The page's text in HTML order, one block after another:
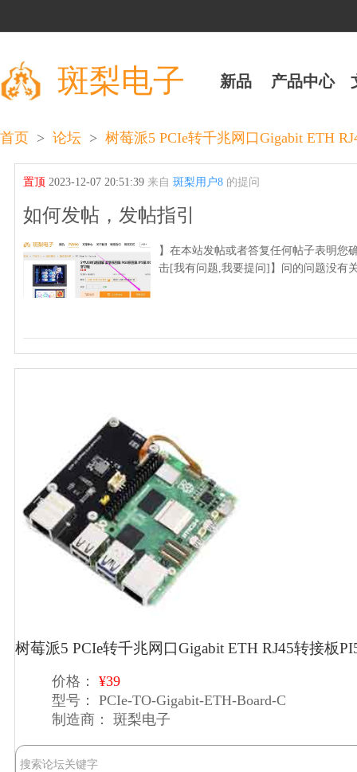
斑梨电子 新品 产品中心
首页 > 论坛 > 树莓派5 PCIe转千兆网口Gigabit ETH
置顶2023-12-07 20:51:39 来自斑梨用户8 的提问
如何发帖，发帖指引
】在本站发帖或者答复任何帖子表明您
击[我有问题,我要提问]】问的问题没有
树莓派5 PCIe转千兆网口Gigabit ETH RJ45转接板
价格：
¥39
型号：
PCIe-TO-Gigabit-ETH-Board-C
制造商：
斑梨电子